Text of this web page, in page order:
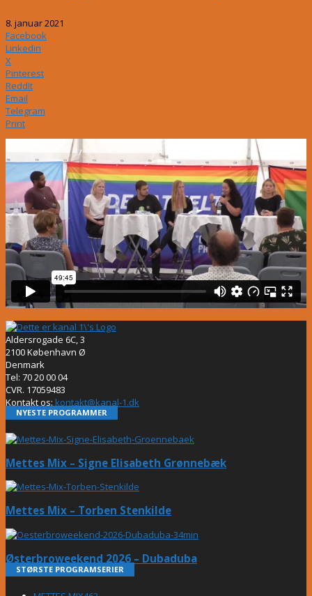
8. januar 2021
Facebook
Linkedin
X
Pinterest
ReddIt
Email
Telegram
Print
Aldersrogade 6C, 3
2100 København Ø
Denmark
Tel: 70 20 00 04
CVR. 17059483
Kontakt os: kontakt@kanal-1.dk
NYESTE PROGRAMMER
Mettes Mix – Signe Elisabeth Grønnebæk
Mettes Mix – Torben Stenkilde
Østerbroweekend 2026 – Dubaduba
STØRSTE PROGRAMSERIER